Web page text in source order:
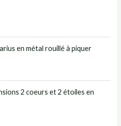
en métal rouillé à piquer
2 coeurs et 2 étoiles en